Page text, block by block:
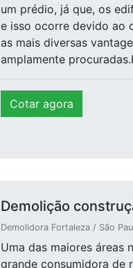
um prédio, já que, os
e isso ocorre devido ao
as mais diversas
amplamente
Cotar agora
Demolição
Demolidora Fortaleza / São
Uma das maiores áreas
grande consumidora de